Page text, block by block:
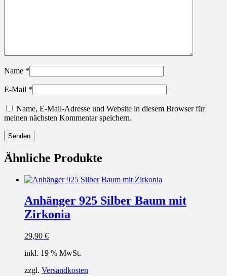
Name *
E-Mail *
Name, E-Mail-Adresse und Website in diesem Browser für
meinen nächsten Kommentar speichern.
Ähnliche Produkte
Anhänger 925 Silber Baum mit
Zirkonia
29,90 €
inkl. 19 % MwSt.
zzgl. Versandkosten